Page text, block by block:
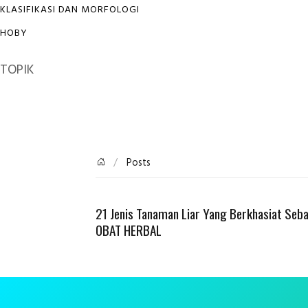
KLASIFIKASI DAN MORFOLOGI
HOBY
TOPIK
Posts
21 Jenis Tanaman Liar Yang Berkhasiat
OBAT HERBAL